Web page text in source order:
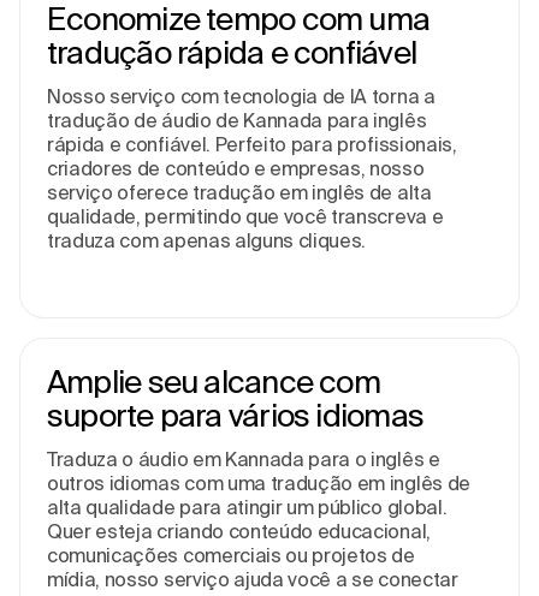
Economize tempo com uma
tradução rápida e confiável
Nosso serviço com tecnologia de IA torna a
tradução de áudio de Kannada para inglês
rápida e confiável. Perfeito para profissionais,
criadores de conteúdo e empresas, nosso
serviço oferece tradução em inglês de alta
qualidade, permitindo que você transcreva e
traduza com apenas alguns cliques.
Amplie seu alcance com
suporte para vários idiomas
Traduza o áudio em Kannada para o inglês e
outros idiomas com uma tradução em inglês de
alta qualidade para atingir um público global.
Quer esteja criando conteúdo educacional,
comunicações comerciais ou projetos de
mídia, nosso serviço ajuda você a se conectar